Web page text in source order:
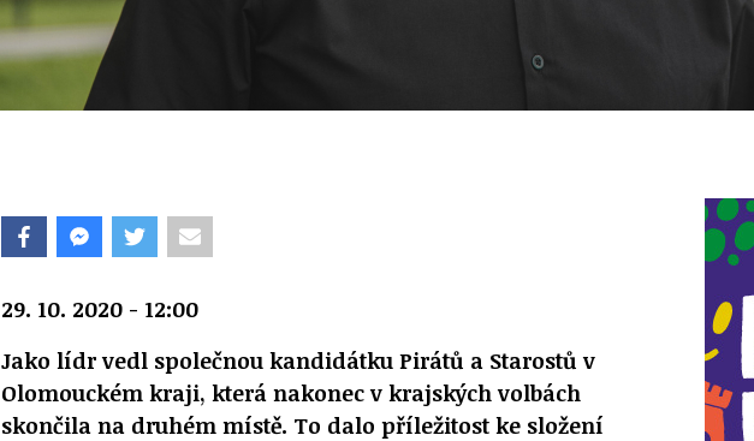
29. 10. 2020 - 12:00
Jako lídr vedl společnou kandidátku Pirátů a Starostů v
Olomouckém kraji, která nakonec v krajských volbách
skončila na druhém místě. To dalo příležitost ke složení